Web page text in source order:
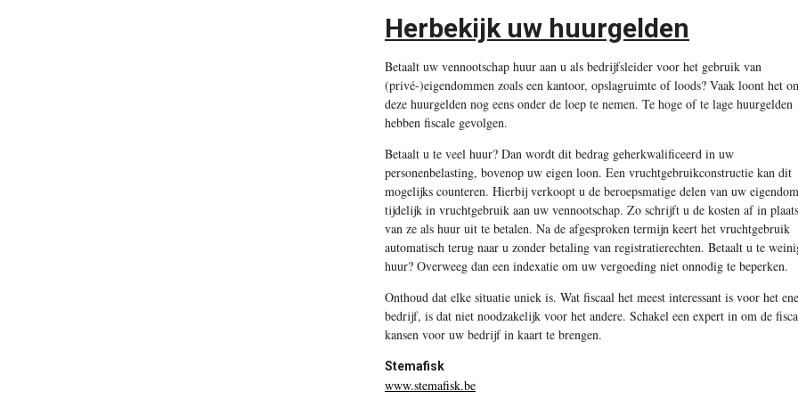
Herbekijk uw huurgelden
Betaalt uw vennootschap huur aan u als bedrijfsleider voor het gebruik van
(privé-)eigendommen zoals een kantoor, opslagruimte of loods? Vaak loont het
deze huurgelden nog eens onder de loep te nemen. Te hoge of te lage huurgelden
hebben fiscale gevolgen.
Betaalt u te veel huur? Dan wordt dit bedrag geherkwalificeerd in uw
personenbelasting, bovenop uw eigen loon. Een vruchtgebruikconstructie kan dit
mogelijks counteren. Hierbij verkoopt u de beroepsmatige delen van uw eigendom
tijdelijk in vruchtgebruik aan uw vennootschap. Zo schrijft u de kosten af in plaats
van ze als huur uit te betalen. Na de afgesproken termijn keert het vruchtgebruik
automatisch terug naar u zonder betaling van registratierechten. Betaalt u te
huur? Overweeg dan een indexatie om uw vergoeding niet onnodig te beperken.
Onthoud dat elke situatie uniek is. Wat fiscaal het meest interessant is voor het ene
bedrijf, is dat niet noodzakelijk voor het andere. Schakel een expert in om de
kansen voor uw bedrijf in kaart te brengen.
Stemafisk
www.stemafisk.be